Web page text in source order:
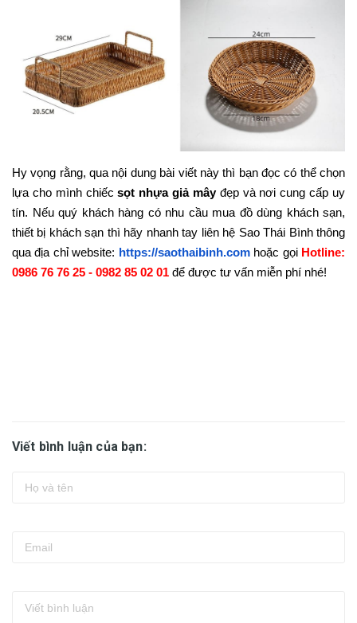
Hy vọng rằng, qua nội dung bài viết này thì bạn đọc có thể chọn
lựa cho mình chiếcsọt nhựa giả mâyđẹp và nơi cung cấp uy
tín. Nếu quý khách hàng có nhu cầu mua đồ dùng khách sạn,
thiết bị khách sạn thì hãy nhanh tay liên hệ Sao Thái Bình thông
qua địa chỉ website: https://saothaibinh.comhoặc gọi Hotline:
0986 76 76 25 - 0982 85 02 01 để được tư vấn miễn phí nhé!
Viết bình luận của bạn: